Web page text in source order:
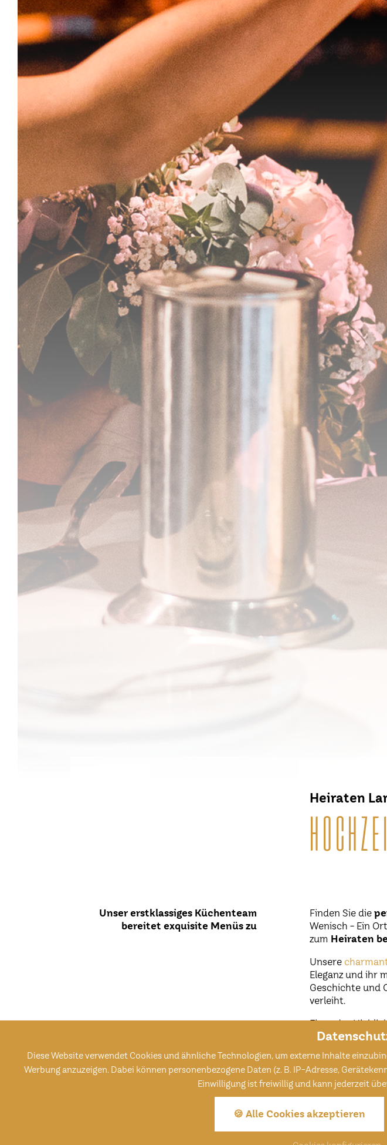
Diese Website verwendet Cookies und ähnliche Technologien, um externe Inhalte
Werbung anzuzeigen. Dabei können personenbezogene Daten (z. B. IP-Adresse,
Einwilligung ist freiwillig und kann jederzeit
🍪 Alle Cookies akzeptieren
Heiraten
Unser erstklassiges Küchenteam
bereitet exquisite Menüs zu
Finden Sie die
Wenisch - Ein
zum Heiraten
Unsere
Eleganz und ihr
Geschichte und
verleiht.
Eines der
erstklassiges
einem wahren
bis hin zu
offen.